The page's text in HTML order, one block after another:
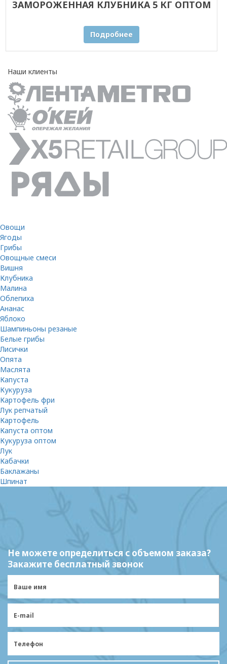
ЗАМОРОЖЕННАЯ КЛУБНИКА 5 КГ ОПТОМ
Подробнее
Наши клиенты
Овощи
Ягоды
Грибы
Овощные смеси
Вишня
Клубника
Малина
Облепиха
Ананас
Яблоко
Шампиньоны резаные
Белые грибы
Лисички
Опята
Маслята
Капуста
Кукуруза
Картофель фри
Лук репчатый
Картофель
Капуста оптом
Кукуруза оптом
Лук
Кабачки
Баклажаны
Шпинат
Не можете определиться с объемом заказа?
Закажите бесплатный звонок